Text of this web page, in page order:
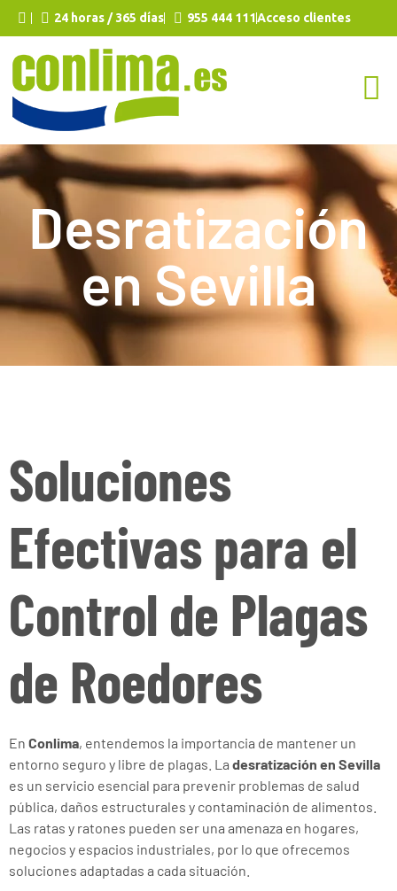
24 horas / 365 días 955 444 111Acceso clientes
Desratización
en Sevilla
Soluciones
Efectivas para el
Control de Plagas
de Roedores
En Conlima, entendemos la importancia de mantener un
entorno seguro y libre de plagas. La desratización en Sevilla
es un servicio esencial para prevenir problemas de salud
pública, daños estructurales y contaminación de alimentos.
Las ratas y ratones pueden ser una amenaza en hogares,
negocios y espacios industriales, por lo que ofrecemos
soluciones adaptadas a cada situación.